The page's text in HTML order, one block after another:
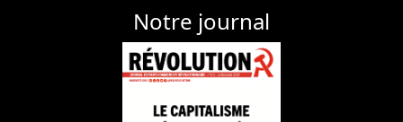
Notre journal